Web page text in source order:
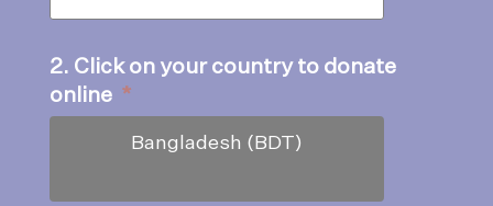
2. Click on your country to donate
online *
Bangladesh (BDT)